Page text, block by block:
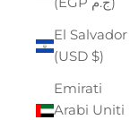
El Salvador
(USD $)
Emirati
Arabi Uniti